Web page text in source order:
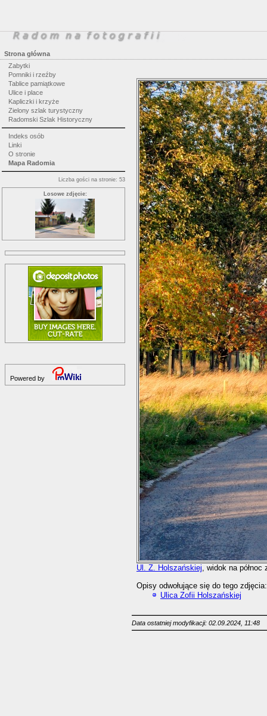
Strona główna
Zabytki
Pomniki i rzeźby
Tablice pamiątkowe
Ulice i place
Kapliczki i krzyże
Zielony szlak turystyczny
Radomski Szlak Historyczny
Indeks osób
Linki
O stronie
Mapa Radomia
Liczba gości na stronie: 53
Losowe zdjęcie:
Powered by
Ul. Z. Holszańskiej , widok na
Opisy odwołujące się do tego zdjęcia:
Ulica Zofii Holszańskiej
Data ostatniej modyfikacji: 02.09.2024, 11:48